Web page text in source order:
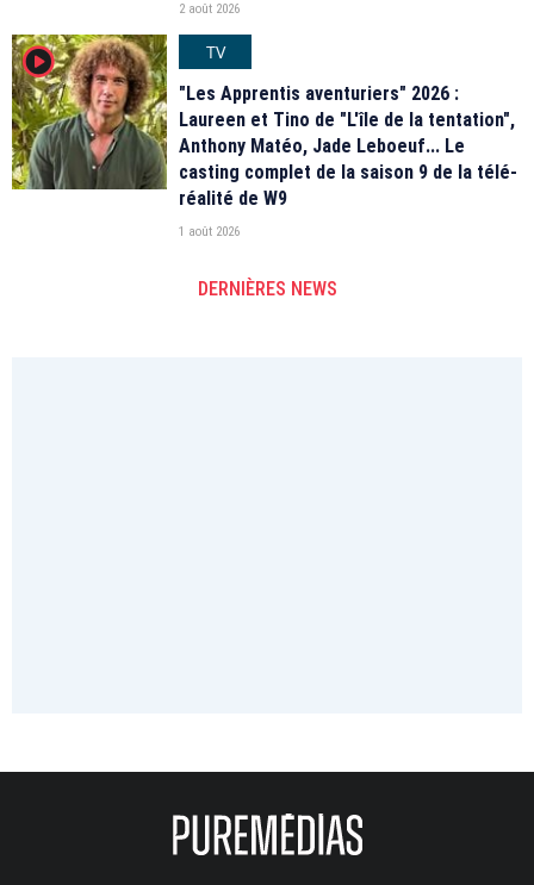
2 août 2026
player2
TV
"Les Apprentis aventuriers" 2026 :
Laureen et Tino de "L'île de la tentation",
Anthony Matéo, Jade Leboeuf... Le
casting complet de la saison 9 de la télé-
réalité de W9
1 août 2026
DERNIÈRES NEWS